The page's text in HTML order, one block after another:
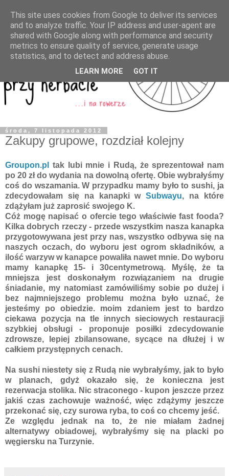
środa, 7 listopada 2012
Zakupy grupowe, rozdział kolejny
Groupon.pl
tak lubi mnie i Rudą, że sprezentował nam
po 20 zł do wydania na dowolną ofertę. Obie wybrałyśmy
coś do wszamania. W przypadku mamy było to sushi, ja
zdecydowałam się na kanapki wSubwayu, na które
zdążyłam już zaprosić swojego K.
Cóż mogę napisać o ofercie tego właściwie fast fooda?
Kilka dobrych rzeczy - przede wszystkim nasza kanapka
przygotowywana jest przy nas, wszystko odbywa się na
naszych oczach, do wyboru jest ogrom składników, a
ilość warzyw w kanapce powaliła nawet mnie. Do wyboru
mamy kanapkę 15- i 30centymetrową. Myślę, że ta
mniejsza jest doskonałym rozwiązaniem na drugie
śniadanie, my natomiast zamówiliśmy sobie po dużej i
bez najmniejszego problemu można było uznać, że
jesteśmy po obiedzie. moim zdaniem jest to bardzo
ciekawa pozycja na tle innych sieciowych restauracji
szybkiej obsługi - proponuje posiłki zdecydowanie
zdrowsze, lepiej zbilansowane, sycące na dłużej i w
całkiem przystępnych cenach.
Na sushi niestety się z Rudą nie wybrałyśmy, jak to było
w planach, gdyż okazało się, że konieczna jest
rezerwacja stolika. Nic straconego - kupon jeszcze przez
jakiś czas zachowuje ważność, więc zdążymy jeszcze
przekonać się, czy surowa ryba, to coś co chcemy jeść.
Ze względu jednak na to, że nie miałam żadnej
alternatywy obiadowej, wybrałyśmy się na placki po
węgiersku na Turzynie.
This site uses cookies from Google to deliver its services
and to analyze traffic. Your IP address and user-agent are
shared with Google along with performance and security
metrics to ensure quality of service, generate usage
statistics, and to detect and address abuse.
LEARN MORE GOT IT